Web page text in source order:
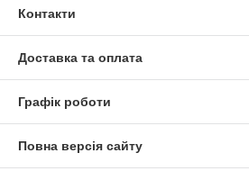
Контакти
Доставка та оплата
Графік роботи
Повна версія сайту